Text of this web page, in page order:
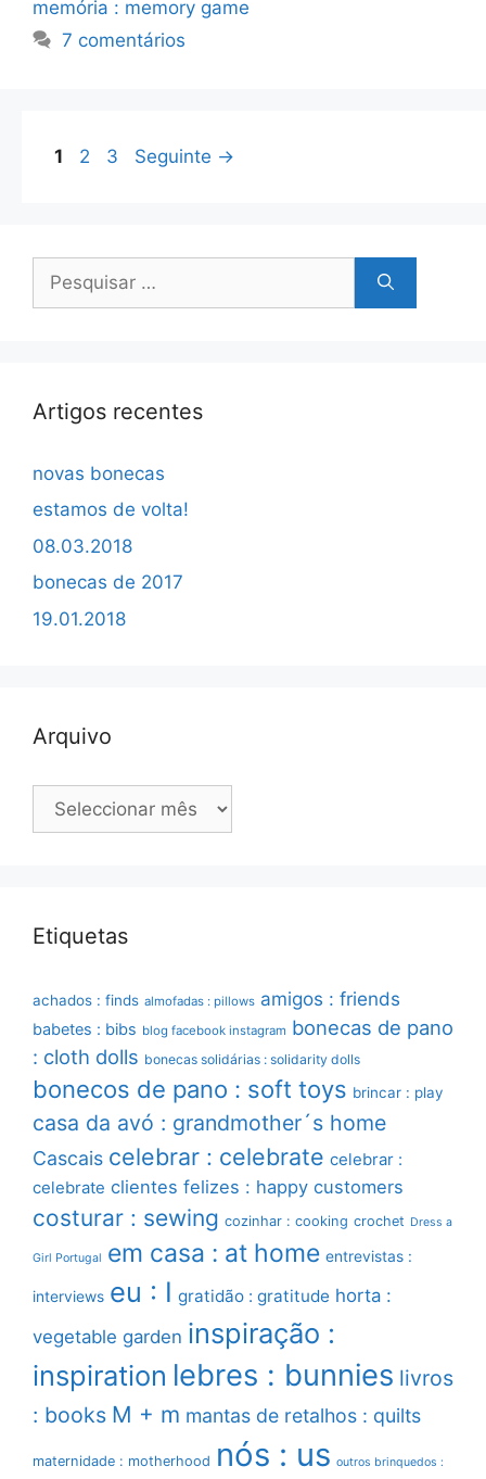
memória : memory game
7 comentários
Página
1 Página
2 Página
3 Seguinte →
por:
Artigos recentes
novas bonecas
estamos de volta!
08.03.2018
bonecas de 2017
19.01.2018
Arquivo
Arquivo
Etiquetas
achados : finds almofadas : pillows amigos : friends
babetes : bibs blog facebook instagram bonecas de pano
: cloth dolls bonecas solidárias : solidarity dolls
bonecos de pano : soft toys brincar : play
casa da avó : grandmother´s home
Cascais celebrar : celebrate celebrar :
celebrate clientes felizes : happy customers
costurar : sewing cozinhar : cooking crochet Dress a
Girl Portugal em casa : at home entrevistas :
interviews eu : I gratidão : gratitude horta :
vegetable garden inspiração :
inspiration lebres : bunnies livros
: books M + m mantas de retalhos : quilts
maternidade : motherhood nós : us outros brinquedos :